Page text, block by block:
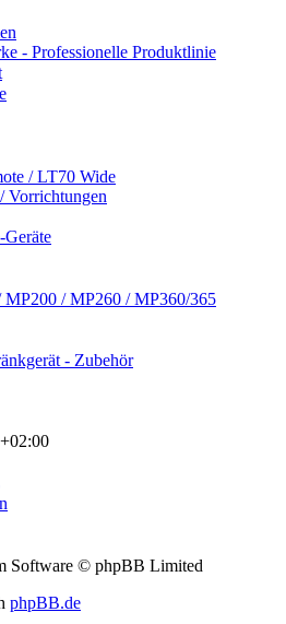
- Professionelle Produktlinie
/ LT70 Wide
Vorrichtungen
/ MP260 / MP360/365
- Zubehör
Software © phpBB Limited
phpBB.de